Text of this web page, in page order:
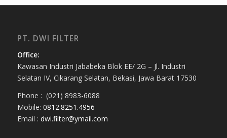
PT. DWI FILTER
Office:
Kawasan Industri Jababeka Blok EE/ 2G – Jl. Industri
Selatan IV, Cikarang Selatan, Bekasi, Jawa Barat 17530
Phone : (021) 8983-6088
Mobile: 0812.8251.4956
Email : dwi.filter@ymail.com